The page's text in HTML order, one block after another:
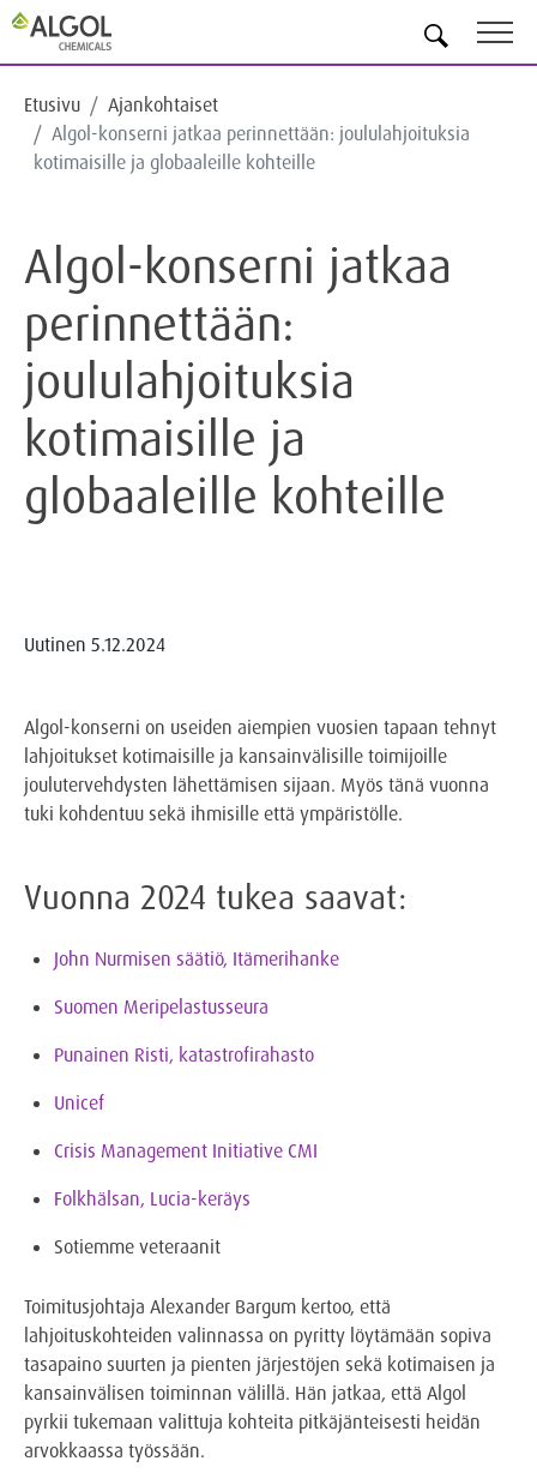
Etusivu
Ajankohtaiset
Algol-konserni jatkaa perinnettään: joululahjoituksia
kotimaisille ja globaaleille kohteille
Algol-konserni jatkaa
perinnettään:
joululahjoituksia
kotimaisille ja
globaaleille kohteille
Uutinen 5.12.2024
Algol-konserni on useiden aiempien vuosien tapaan tehnyt
lahjoitukset kotimaisille ja kansainvälisille toimijoille
joulutervehdysten lähettämisen sijaan. Myös tänä vuonna
tuki kohdentuu sekä ihmisille että ympäristölle.
Vuonna 2024 tukea saavat:
John Nurmisen säätiö, Itämerihanke
Suomen Meripelastusseura
Punainen Risti, katastrofirahasto
Unicef
Crisis Management Initiative CMI
Folkhälsan, Lucia-keräys
Sotiemme veteraanit
Toimitusjohtaja Alexander Bargum kertoo, että
lahjoituskohteiden valinnassa on pyritty löytämään sopiva
tasapaino suurten ja pienten järjestöjen sekä kotimaisen ja
kansainvälisen toiminnan välillä. Hän jatkaa, että Algol
pyrkii tukemaan valittuja kohteita pitkäjänteisesti heidän
arvokkaassa työssään.